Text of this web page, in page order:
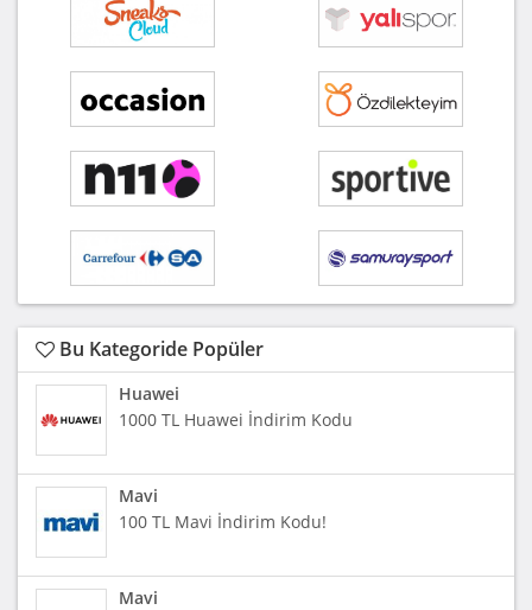
Bu Kategoride Popüler
Huawei
1000 TL Huawei İndirim Kodu
Mavi
100 TL Mavi İndirim Kodu!
Mavi